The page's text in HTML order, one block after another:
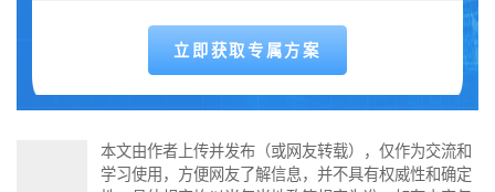
本文由作者上传并发布（或网友转载），仅作为交流和
学习使用，方便网友了解信息，并不具有权威性和确定